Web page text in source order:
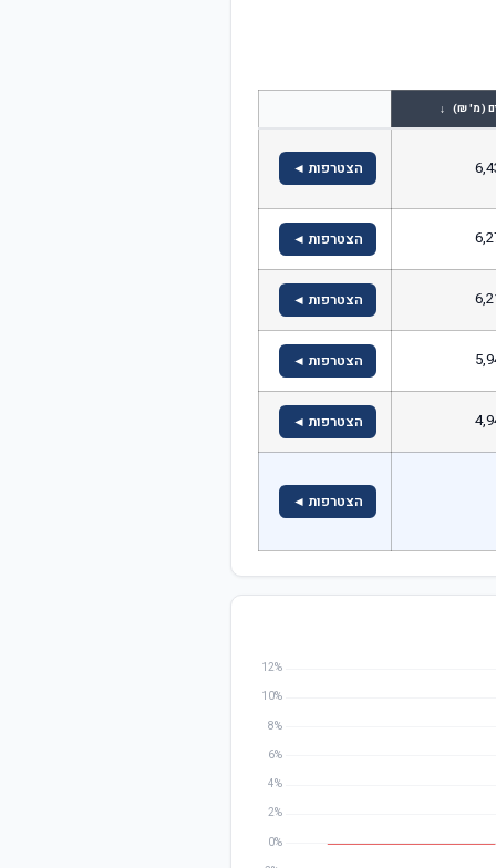
(מ' ₪) ↓
הצטרפות ◄
הצטרפות ◄
הצטרפות ◄
הצטרפות ◄
הצטרפות ◄
הצטרפות ◄